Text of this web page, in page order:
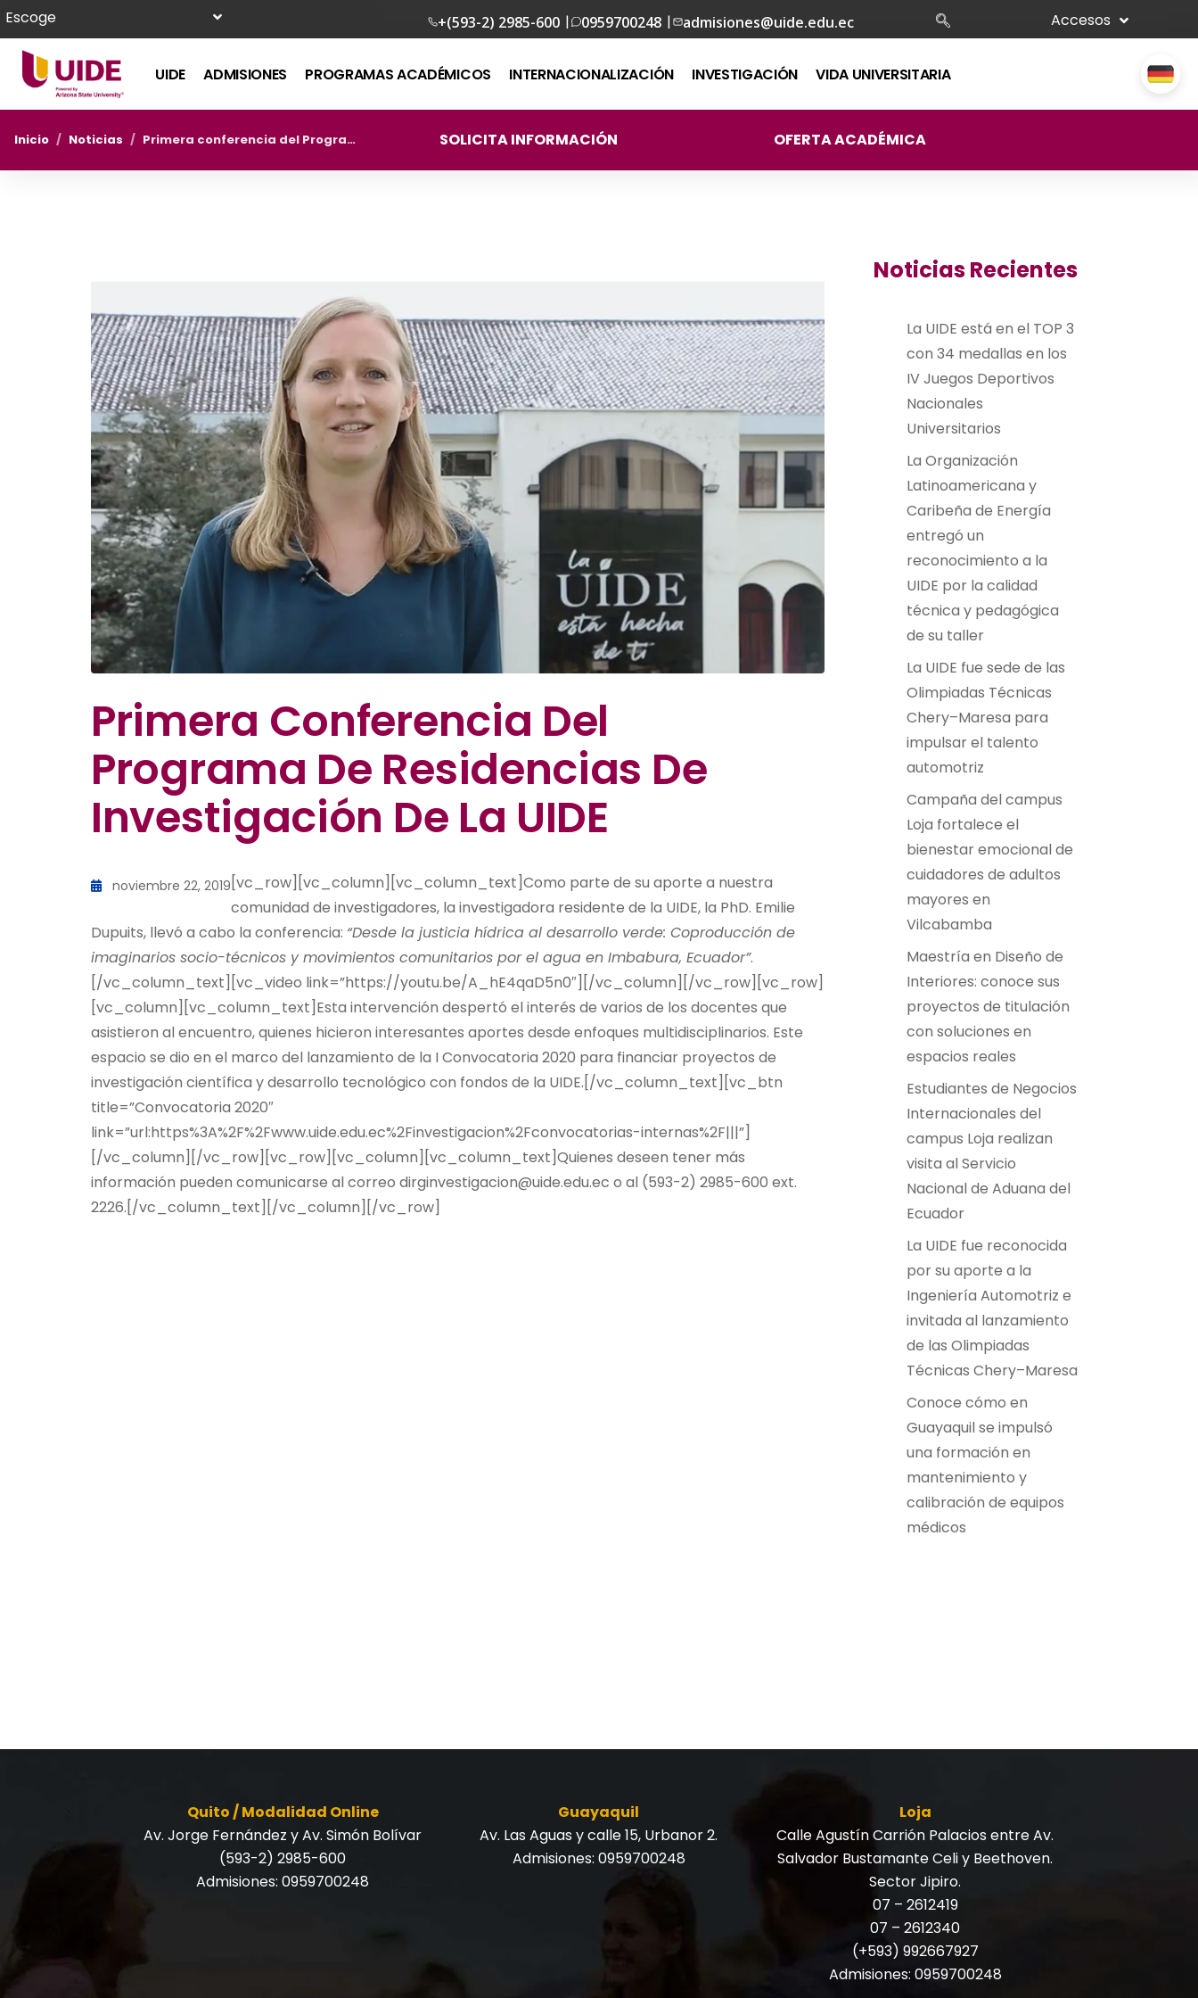
Escoge +(593-2) 2985-600 | 0959700248 | admisiones@uide.edu.ec Accesos
UIDE ADMISIONES PROGRAMAS ACADÉMICOS INTERNACIONALIZACIÓN INVESTIGACIÓN VIDA UNIVERSITARIA
Inicio / Noticias / Primera conferencia del Programa de Residencias de Investigación de la UIDE SOLICITA INFORMACIÓN OFERTA ACADÉMICA
Primera Conferencia Del
Programa De Residencias De
Investigación De La UIDE
noviembre 22, 2019 [vc_row][vc_column][vc_column_text]Como parte de su aporte a nuestra
comunidad de investigadores, la investigadora residente de la UIDE, la PhD. Emilie
Dupuits, llevó a cabo la conferencia: “Desde la justicia hídrica al desarrollo verde: Coproducción de
imaginarios socio-técnicos y movimientos comunitarios por el agua en Imbabura, Ecuador”.
[/vc_column_text][vc_video link=”https://youtu.be/A_hE4qaD5n0″][/vc_column][/vc_row][vc_row]
[vc_column][vc_column_text]Esta intervención despertó el interés de varios de los docentes que
asistieron al encuentro, quienes hicieron interesantes aportes desde enfoques multidisciplinarios. Este
espacio se dio en el marco del lanzamiento de la I Convocatoria 2020 para financiar proyectos de
investigación científica y desarrollo tecnológico con fondos de la UIDE.[/vc_column_text][vc_btn
title=”Convocatoria 2020″
link=”url:https%3A%2F%2Fwww.uide.edu.ec%2Finvestigacion%2Fconvocatorias-internas%2F|||”]
[/vc_column][/vc_row][vc_row][vc_column][vc_column_text]Quienes deseen tener más
información pueden comunicarse al correo dirginvestigacion@uide.edu.ec o al (593-2) 2985-600 ext.
2226.[/vc_column_text][/vc_column][/vc_row]
Noticias Recientes
La UIDE está en el TOP 3
con 34 medallas en los
IV Juegos Deportivos
Nacionales
Universitarios
La Organización
Latinoamericana y
Caribeña de Energía
entregó un
reconocimiento a la
UIDE por la calidad
técnica y pedagógica
de su taller
La UIDE fue sede de las
Olimpiadas Técnicas
Chery–Maresa para
impulsar el talento
automotriz
Campaña del campus
Loja fortalece el
bienestar emocional de
cuidadores de adultos
mayores en
Vilcabamba
Maestría en Diseño de
Interiores: conoce sus
proyectos de titulación
con soluciones en
espacios reales
Estudiantes de Negocios
Internacionales del
campus Loja realizan
visita al Servicio
Nacional de Aduana del
Ecuador
La UIDE fue reconocida
por su aporte a la
Ingeniería Automotriz e
invitada al lanzamiento
de las Olimpiadas
Técnicas Chery–Maresa
Conoce cómo en
Guayaquil se impulsó
una formación en
mantenimiento y
calibración de equipos
médicos
Quito / Modalidad Online
Av. Jorge Fernández y Av. Simón Bolívar
(593-2) 2985-600
Admisiones:0959700248
Guayaquil
Av. Las Aguas y calle 15, Urbanor 2.
Admisiones: 0959700248
Loja
Calle Agustín Carrión Palacios entre Av.
Salvador Bustamante Celi y Beethoven.
Sector Jipiro.
07 – 2612419
07 – 2612340
(+593) 992667927
Admisiones: 0959700248